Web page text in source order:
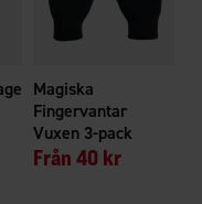
Magiska
Fingervantar
Vuxen 3-pack
Från40 kr